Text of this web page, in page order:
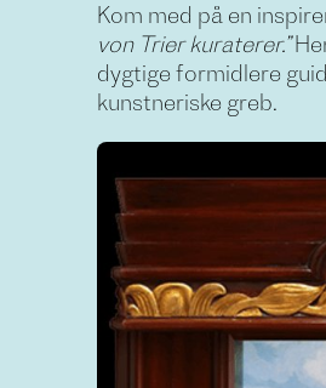
Kom med på en
von Trier kuraterer.”
dygtige formidlere
kunstneriske greb.